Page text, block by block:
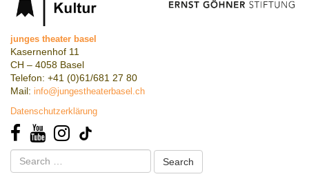
junges theater basel
Kasernenhof 11
CH – 4058 Basel
Telefon: +41 (0)61/681 27 80
Mail: info@jungestheaterbasel.ch
Datenschutzerklärung
Search
for: